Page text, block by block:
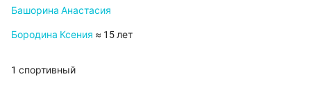
Башорина Анастасия
Бородина Ксения ≈ 15 лет
1 спортивный